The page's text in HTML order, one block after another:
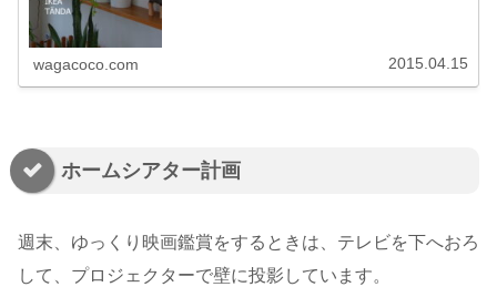
wagacoco.com 2015.04.15
ホームシアター計画
週末、ゆっくり映画鑑賞をするときは、テレビを下へおろ
して、プロジェクターで壁に投影しています。